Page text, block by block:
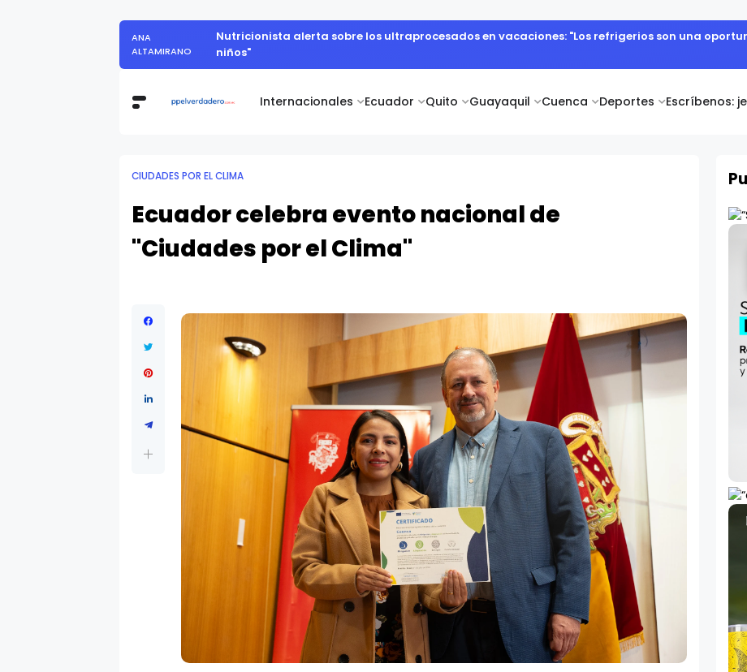
DANIEL ORBE Vita Alimentos destaca el trabajo del campo como el primer paso hacia productos de excelencia.
Ecuador celebra evento nacional de
"Ciudades por el Clima"
Marisol Peñaloza, Alcaldesa Subrogante de Cuenca y Tarsicio Granizo, Director País para